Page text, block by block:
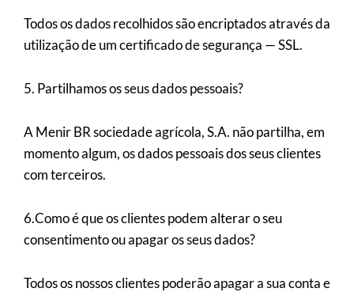
Todos os dados recolhidos são encriptados através da
utilização de um certificado de segurança — SSL.
5. Partilhamos os seus dados pessoais?
A Menir BR sociedade agrícola, S.A. não partilha, em
momento algum, os dados pessoais dos seus clientes
com terceiros.
6.Como é que os clientes podem alterar o seu
consentimento ou apagar os seus dados?
Todos os nossos clientes poderão apagar a sua conta e